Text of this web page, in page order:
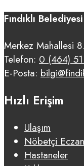
Fındıklı Belediyesi
Merkez Mahallesi
Telefon: 0 (464)
E-Posta:
Hızlı Erişim
Ulaşım
Nöbetçi
Hastaneler